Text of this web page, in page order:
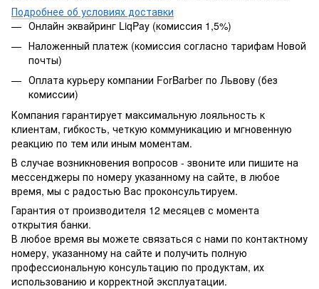
Подробнее об условиях доставки
Онлайн эквайринг LiqPay (комиссия 1,5%)
Наложенный платеж (комиссия согласно тарифам Новой
почты)
Оплата курьеру компании ForBarber по Львову (без
комиссии)
Компания гарантирует максимальную лояльность к
клиентам, гибкость, четкую коммуникацию и мгновенную
реакцию по тем или иным моментам.
В случае возникновения вопросов - звоните или пишите на
мессенджеры по номеру указанному на сайте, в любое
время, мы с радостью Вас проконсультируем.
Гарантия от производителя 12 месяцев с момента
открытия банки.
В любое время вы можете связаться с нами по контактному
номеру, указанному на сайте и получить полную
профессиональную консультацию по продуктам, их
использованию и корректной эксплуатации.